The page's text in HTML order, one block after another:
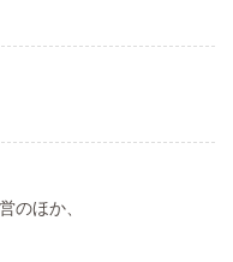
のほか、